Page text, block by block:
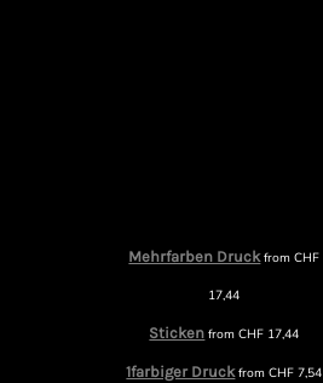
Mehrfarben DruckfromCHF
17,44
Sticken fromCHF 17,44
1farbiger DruckfromCHF 7,54